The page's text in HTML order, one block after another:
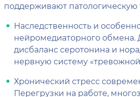
поддерживают патологическую
Наследственность и
нейромедиаторного
дисбаланс серотонина и
нервную систему
Хронический стресс
Перегрузки на работе,